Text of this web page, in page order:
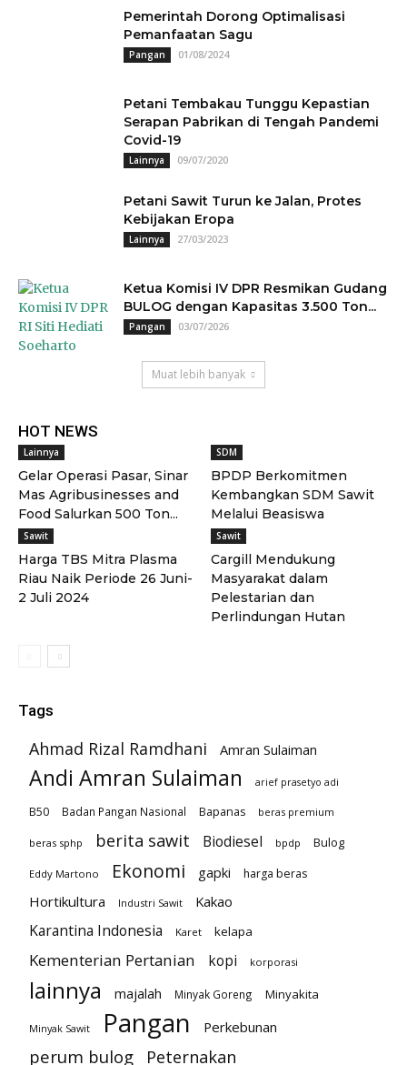
Pemerintah Dorong Optimalisasi
Pemanfaatan Sagu
Pangan 01/08/2024
Petani Tembakau Tunggu Kepastian
Serapan Pabrikan di Tengah Pandemi
Covid-19
Lainnya 09/07/2020
Petani Sawit Turun ke Jalan, Protes
Kebijakan Eropa
Lainnya 27/03/2023
Ketua Komisi IV DPR Resmikan Gudang
BULOG dengan Kapasitas 3.500 Ton...
Pangan 03/07/2026
Muat lebih banyak
HOT NEWS
Lainnya
Gelar Operasi Pasar, Sinar
Mas Agribusinesses and
Food Salurkan 500 Ton...
SDM
BPDP Berkomitmen
Kembangkan SDM Sawit
Melalui Beasiswa
Sawit
Harga TBS Mitra Plasma
Riau Naik Periode 26 Juni-
2 Juli 2024
Sawit
Cargill Mendukung
Masyarakat dalam
Pelestarian dan
Perlindungan Hutan
Tags
Ahmad Rizal Ramdhani Amran Sulaiman
Andi Amran Sulaiman arief prasetyo adi
B50 Badan Pangan Nasional Bapanas beras premium
beras sphp berita sawit Biodiesel bpdp Bulog
Eddy Martono Ekonomi gapki harga beras
Hortikultura Industri Sawit Kakao
Karantina Indonesia Karet kelapa
Kementerian Pertanian kopi korporasi
lainnya majalah Minyak Goreng Minyakita
Minyak Sawit Pangan Perkebunan
perum bulog Peternakan